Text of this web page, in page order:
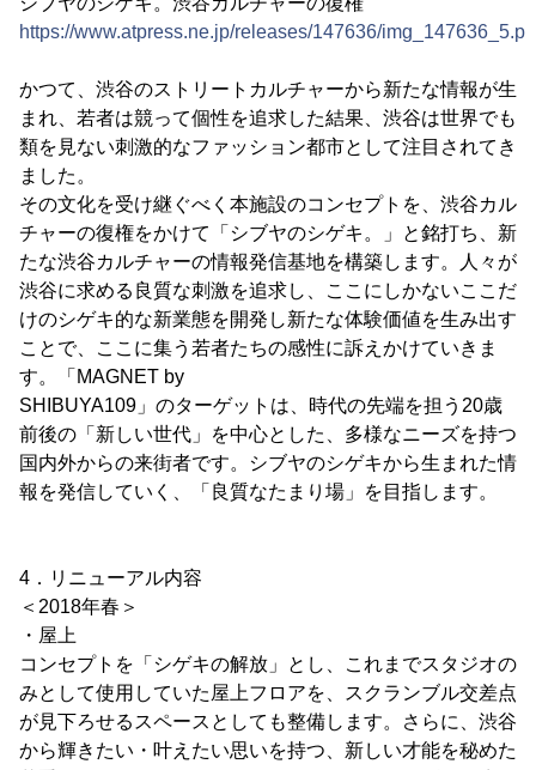
https://www.atpress.ne.jp/releases/147636/
かつて、渋谷のストリートカルチャーから新たな情報が生
まれ、若者は競って個性を追求した結果、渋谷は世界でも
類を見ない刺激的なファッション都市として注目されてき
ました。
その文化を受け継ぐべく本施設のコンセプトを、渋谷カル
チャーの復権をかけて「シブヤのシゲキ。」と銘打ち、新
たな渋谷カルチャーの情報発信基地を構築します。人々が
渋谷に求める良質な刺激を追求し、ここにしかないここだ
けのシゲキ的な新業態を開発し新たな体験価値を生み出す
ことで、ここに集う若者たちの感性に訴えかけていきま
す。「MAGNET by
SHIBUYA109」のターゲットは、時代の先端を担う20歳
前後の「新しい世代」を中心とした、多様なニーズを持つ
国内外からの来街者です。シブヤのシゲキから生まれた情
報を発信していく、「良質なたまり場」を目指します。
4．リニューアル内容
＜2018年春＞
・屋上
コンセプトを「シゲキの解放」とし、これまでスタジオの
みとして使用していた屋上フロアを、スクランブル交差点
が見下ろせるスペースとしても整備します。さらに、渋谷
から輝きたい・叶えたい思いを持つ、新しい才能を秘めた